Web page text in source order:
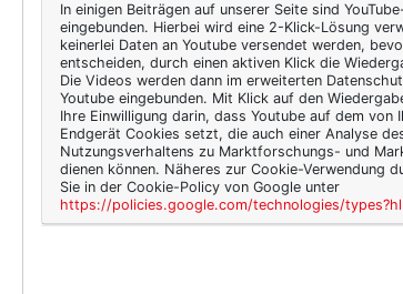
Entspannen ist
aufgeräumt, das
ich mich aufs
Text an. Und
In einigen Beiträgen auf unserer Seite sind
eingebunden. Hierbei wird eine 2-Klick-Lösung
keinerlei Daten an Youtube versendet werden,
entscheiden, durch einen aktiven Klick die
Die Videos werden dann im erweiterten
Youtube eingebunden. Mit Klick auf den
Ihre Einwilligung darin, dass Youtube auf dem von
Endgerät Cookies setzt, die auch einer Analyse
Nutzungsverhaltens zu Marktforschungs- und
dienen können. Näheres zur Cookie-Verwendung
Sie in der Cookie-Policy von Google unter
https://policies.google.com/technologies/